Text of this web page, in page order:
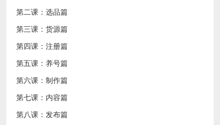
第二课：选品篇
第三课：货源篇
第四课：注册篇
第五课：养号篇
第六课：制作篇
第七课：内容篇
第八课：发布篇